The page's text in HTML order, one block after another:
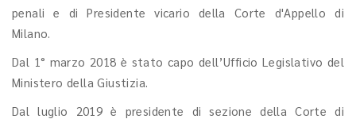
penali e di Presidente vicario della Corte d'Appello di
Milano.
Dal 1° marzo 2018 è stato capo dell’Ufficio Legislativo del
Ministero della Giustizia.
Dal luglio 2019 è presidente di sezione della Corte di